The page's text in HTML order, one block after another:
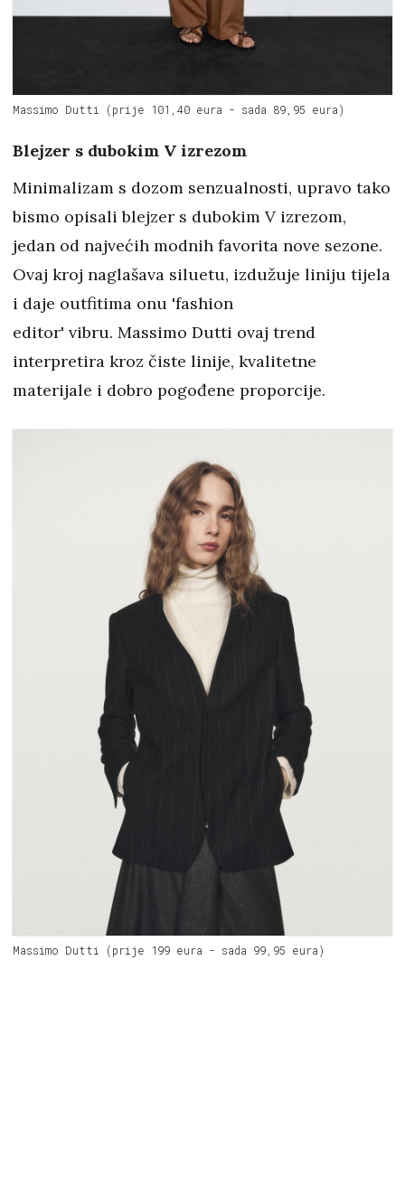
Massimo Dutti (prije 101,40 eura - sada 89,95 eura)
Blejzer s dubokim V izrezom
Minimalizam s dozom senzualnosti, upravo tako
bismo opisali blejzer s dubokim V izrezom,
jedan od najvećih modnih favorita nove sezone.
Ovaj kroj naglašava siluetu, izdužuje liniju tijela
i daje outfitima onu 'fashion
editor' vibru. Massimo Dutti ovaj trend
interpretira kroz čiste linije, kvalitetne
materijale i dobro pogođene proporcije.
Massimo Dutti (prije 199 eura - sada 99,95 eura)